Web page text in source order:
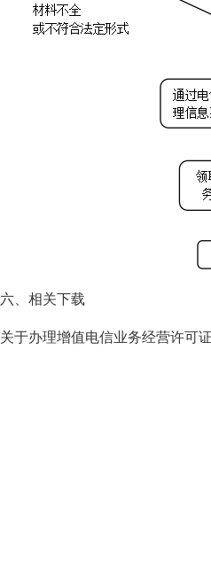
六、相关下载
关于办理增值电信业务经营许可